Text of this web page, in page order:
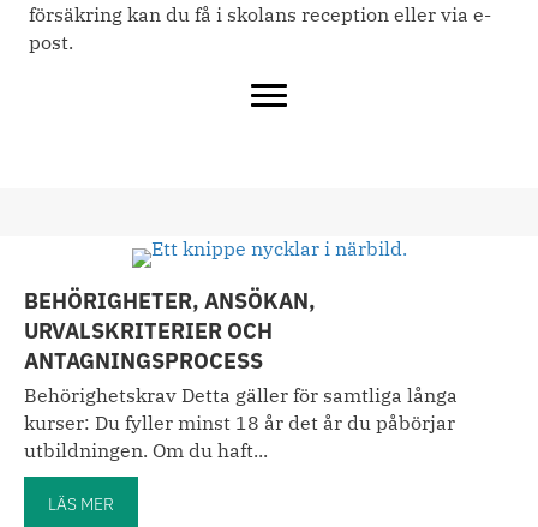
försäkring kan du få i skolans reception eller via e-
post.
BEHÖRIGHETER, ANSÖKAN,
URVALSKRITERIER OCH
ANTAGNINGSPROCESS
Behörighetskrav Detta gäller för samtliga långa
kurser: Du fyller minst 18 år det år du påbörjar
utbildningen. Om du haft...
LÄS MER